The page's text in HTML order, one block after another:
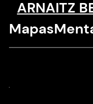
Saltar
contenido
ARNAITZ